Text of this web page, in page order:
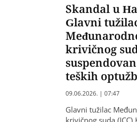
Skandal u
Glavni
krivičnog
teških
09.06.2026. | 07:47
Glavni tužilac
krivičnog suda (ICC)